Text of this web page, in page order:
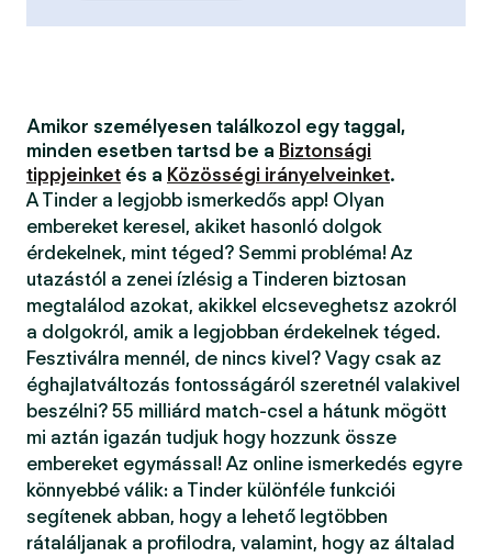
Amikor személyesen találkozol egy taggal,
minden esetben tartsd be a Biztonsági
tippjeinket és a Közösségi irányelveinket.
A Tinder a legjobb ismerkedős app! Olyan
embereket keresel, akiket hasonló dolgok
érdekelnek, mint téged? Semmi probléma! Az
utazástól a zenei ízlésig a Tinderen biztosan
megtalálod azokat, akikkel elcseveghetsz azokról
a dolgokról, amik a legjobban érdekelnek téged.
Fesztiválra mennél, de nincs kivel? Vagy csak az
éghajlatváltozás fontosságáról szeretnél valakivel
beszélni? 55 milliárd match-csel a hátunk mögött
mi aztán igazán tudjuk hogy hozzunk össze
embereket egymással! Az online ismerkedés egyre
könnyebbé válik: a Tinder különféle funkciói
segítenek abban, hogy a lehető legtöbben
rátaláljanak a profilodra, valamint, hogy az általad